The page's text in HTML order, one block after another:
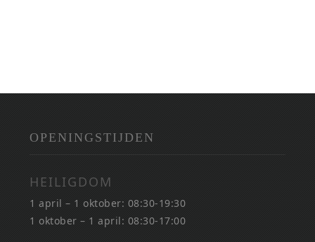
OPENINGSTIJDEN
HEILIGDOM
1 april – 1 oktober: 08:30-19:30
1 oktober – 1 april: 08:30-17:00